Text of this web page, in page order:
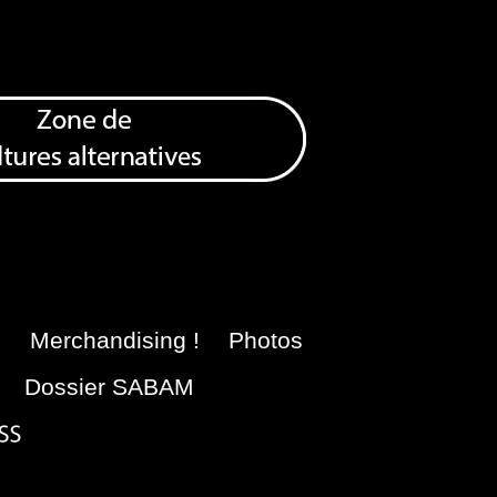
Merchandising !
Photos
Dossier SABAM